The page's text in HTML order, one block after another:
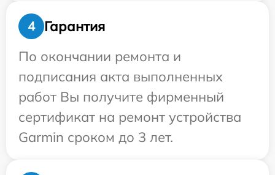
4
Гарантия
По окончании ремонта и
подписания акта выполненных
работ Вы получите фирменный
сертификат на ремонт устройства
Garmin сроком до 3 лет.